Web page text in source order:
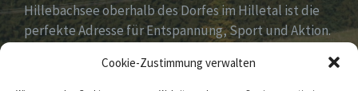
Cookie-Zustimmung verwalten
Hillebachsee oberhalb des Dorfes im Hilletal ist die
perfekte Adresse für Entspannung, Sport und Aktion.
Hochheide, 810 Meter hoch gelegen.